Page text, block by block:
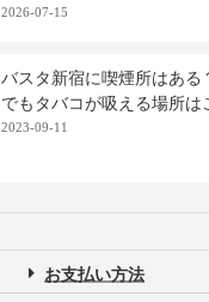
2026-07-15
バスタ新宿に喫煙所はある
でもタバコが吸える場所は
2023-09-11
お支払い方法